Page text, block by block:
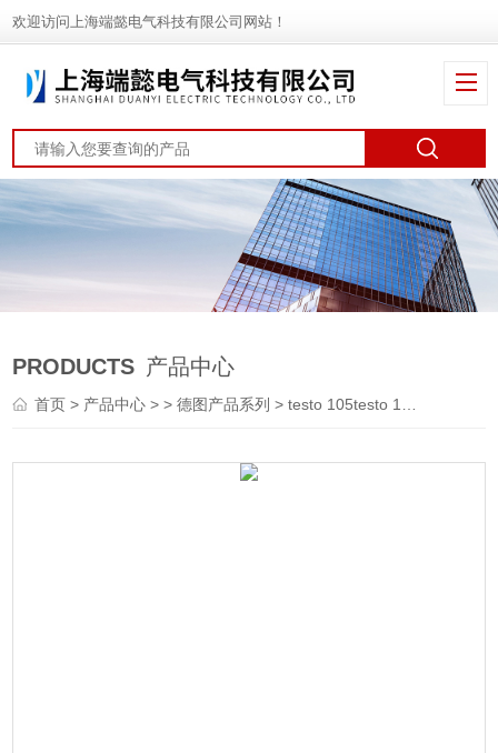
欢迎访问上海端懿电气科技有限公司网站！
PRODUCTS 产品中心
首页> 产品中心 > >德图产品系列 > testo 105testo 105 - 手持式温度计